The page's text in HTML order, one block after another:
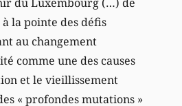
la pointe des défis
au changement
comme une des causes
et le vieillissement
« profondes mutations »